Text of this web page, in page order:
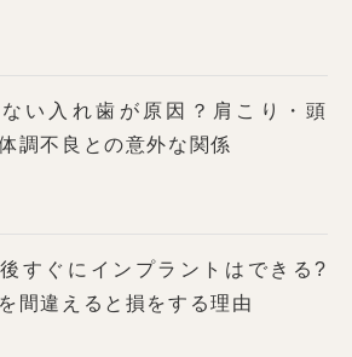
い入れ歯が原因？肩こり・頭
調不良との意外な関係
すぐにインプラントはできる?
間違えると損をする理由